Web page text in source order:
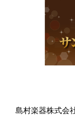
島村楽器株式会